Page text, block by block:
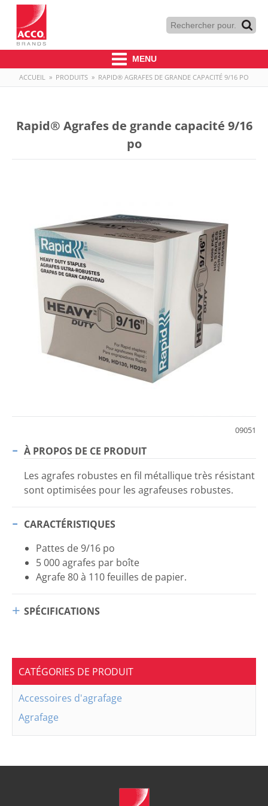
MENU
ACCUEIL » PRODUITS » RAPID® AGRAFES DE GRANDE CAPACITÉ 9/16 PO
Rapid® Agrafes de grande capacité 9/16
po
09051
À PROPOS DE CE PRODUIT
Les agrafes robustes en fil métallique très résistant
sont optimisées pour les agrafeuses robustes.
CARACTÉRISTIQUES
Pattes de 9/16 po
5 000 agrafes par boîte
Agrafe 80 à 110 feuilles de papier.
SPÉCIFICATIONS
CATÉGORIES DE PRODUIT
Accessoires d'agrafage
Agrafage